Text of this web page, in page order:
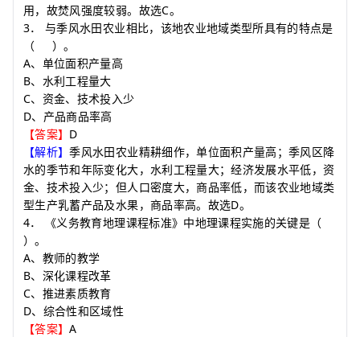
用，故焚风强度较弱。故选C。
3．
与季风水田农业相比，该地农业地域类型所具有的特点是
（
）。
A、单位面积产量高
B、水利工程量大
C、资金、技术投入少
D、产品商品率高
【答案】 D
【解析】季风水田农业精耕细作，单位面积产量高；季风区降
水的季节和年际变化大，水利工程量大；经济发展水平低，资
金、技术投入少；但人口密度大，商品率低，而该农业地域类
型生产乳蓄产品及水果，商品率高。故选D。
4． 《义务教育地理课程标准》中地理课程实施的关键是 （
）。
A、教师的教学
B、深化课程改革
C、推进素质教育
D、综合性和区域性
【答案】A